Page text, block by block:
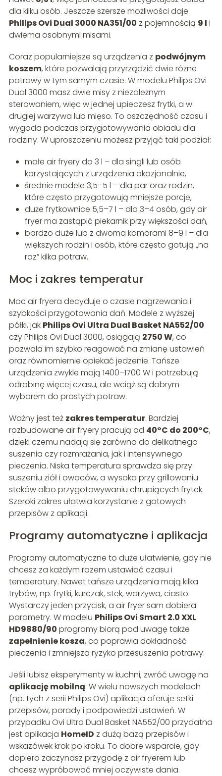
dla kilku osób. Jeszcze szersze możliwości daje
Philips Ovi Dual 3000 NA351/00 z pojemnością 9 l i
dwiema osobnymi misami.
Coraz popularniejsze są urządzenia z podwójnym
koszem, które pozwalają przyrządzić dwie różne
potrawy w tym samym czasie. W modelu Philips Ovi
Dual 3000 masz dwie misy z niezależnym
sterowaniem, więc w jednej upieczesz frytki, a w
drugiej warzywa lub mięso. To oszczędność czasu i
wygoda podczas przygotowywania obiadu dla
rodziny. W uproszczeniu możesz przyjąć taki podział:
małe air fryery do 3 l – dla singli lub osób
korzystających z urządzenia okazjonalnie,
średnie modele 3,5–5 l – dla par oraz rodzin,
które często przygotowują mniejsze porcje,
duże frytkownice 5,5–7 l – dla 3–4 osób, gdy air
fryer ma zastąpić piekarnik przy większości dań,
bardzo duże lub z dwoma komorami 8–9 l – dla
większych rodzin i osób, które często gotują „na
raz” kilka potraw.
Moc i zakres temperatur
Moc air fryera decyduje o czasie nagrzewania i
szybkości przygotowania dań. Modele z wyższej
półki, jak Philips Ovi Ultra Dual Basket NA552/00
czy Philips Ovi Dual 3000, osiągają 2750 W, co
pozwala im szybko reagować na zmianę ustawień
oraz równomiernie opiekać jedzenie. Tańsze
urządzenia zwykle mają 1400–1700 W i potrzebują
odrobinę więcej czasu, ale wciąż są dobrym
wyborem do prostych potraw.
Ważny jest też zakres temperatur. Bardziej
rozbudowane air fryery pracują od 40°C do 200°C,
dzięki czemu nadają się zarówno do delikatnego
suszenia czy rozmrażania, jak i intensywnego
pieczenia. Niska temperatura sprawdza się przy
suszeniu ziół i owoców, a wysoka przy grillowaniu
steków albo przygotowywaniu chrupiących frytek.
Szeroki zakres ułatwia korzystanie z gotowych
przepisów z aplikacji.
Programy automatyczne i aplikacja
Programy automatyczne to duże ułatwienie, gdy nie
chcesz za każdym razem ustawiać czasu i
temperatury. Nawet tańsze urządzenia mają kilka
trybów, np. frytki, kurczak, stek, warzywa, ciasto.
Wystarczy jeden przycisk, a air fryer sam dobiera
parametry. W modelu Philips Ovi Smart 2.0 XXL
HD9880/90 programy biorą pod uwagę także
zapełnienie kosza, co poprawia dokładność
pieczenia i zmniejsza ryzyko przesuszenia potrawy.
Jeśli lubisz eksperymenty w kuchni, zwróć uwagę na
aplikację mobilną. W wielu nowszych modelach
(np. tych z serii Philips Ovi) aplikacja oferuje setki
przepisów, porady i podpowiedzi ustawień. W
przypadku Ovi Ultra Dual Basket NA552/00 przydatna
jest aplikacja HomeID z dużą bazą przepisów i
wskazówek krok po kroku. To dobre wsparcie, gdy
dopiero zaczynasz przygodę z air fryerem lub
chcesz wypróbować mniej oczywiste dania.